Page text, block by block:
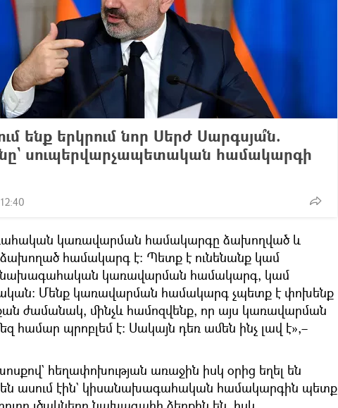
ենք երկրում նոր Սերժ Սարգսյա՞ն.
սուպերվարչապետական համակարգի
կառավարման համակարգը ձախողված և
ձախողած համակարգ է։ Պետք է ունենանք կամ
կառավարման համակարգ, կամ
Մենք կառավարման համակարգ չպետք է փոխենք
ժամանակ, մինչև համոզվենք, որ այս կառավարման
համար պրոբլեմ է։ Սակայն դեռ ամեն ինչ լավ է»,–
հեղափոխության առաջին իսկ օրից եղել են
ասում էին` կիսանախագահական համակարգին պետք